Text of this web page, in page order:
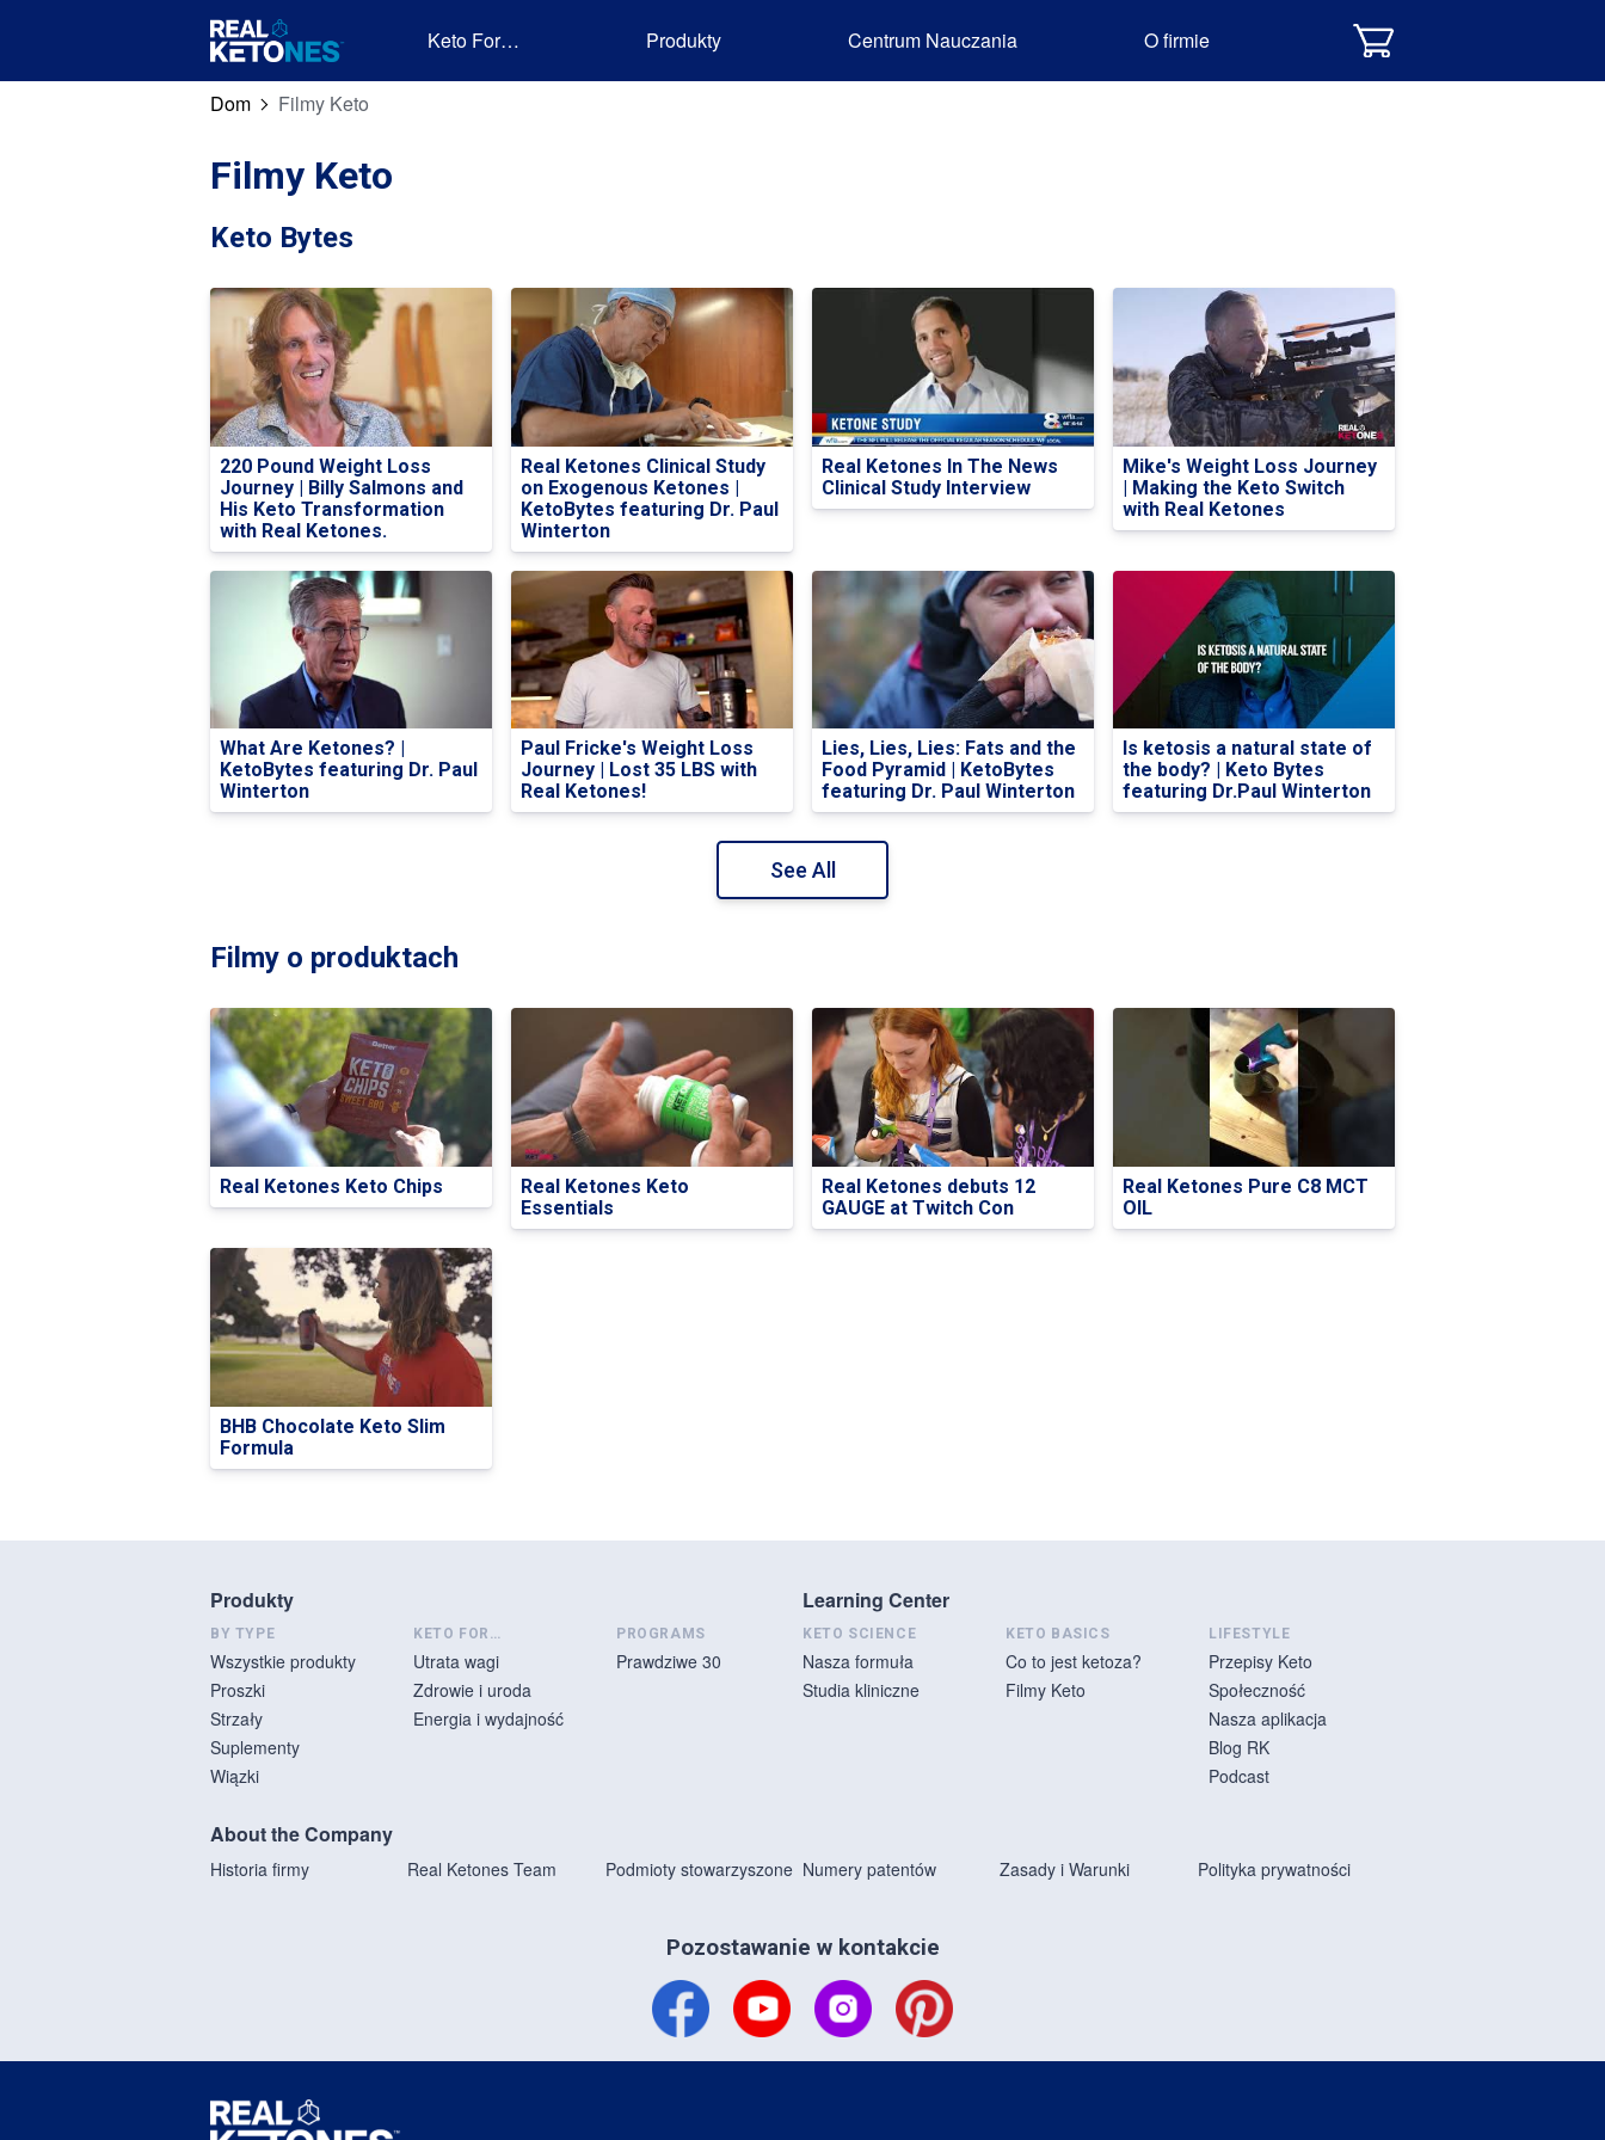
Keto For… Produkty Centrum Nauczania O firmie
Dom Filmy Keto
Filmy Keto
Keto Bytes
220 Pound Weight Loss
Journey | Billy Salmons and
His Keto Transformation
with Real Ketones.
Real Ketones Clinical Study
on Exogenous Ketones |
KetoBytes featuring Dr. Paul
Winterton
Real Ketones In The News
Clinical Study Interview
Mike's Weight Loss Journey
| Making the Keto Switch
with Real Ketones
What Are Ketones? |
KetoBytes featuring Dr. Paul
Winterton
Paul Fricke's Weight Loss
Journey | Lost 35 LBS with
Real Ketones!
Lies, Lies, Lies: Fats and the
Food Pyramid | KetoBytes
featuring Dr. Paul Winterton
Is ketosis a natural state of
the body? | Keto Bytes
featuring Dr.Paul Winterton
See All
Filmy o produktach
Real Ketones Keto Chips
Real Ketones Keto
Essentials
Real Ketones debuts 12
GAUGE at Twitch Con
Real Ketones Pure C8 MCT
OIL
BHB Chocolate Keto Slim
Formula
Produkty
BY TYPE
Wszystkie produkty
Proszki
Strzały
Suplementy
Wiązki
KETO FOR…
Utrata wagi
Zdrowie i uroda
Energia i wydajność
PROGRAMS
Prawdziwe 30
Learning Center
KETO SCIENCE
Nasza formuła
Studia kliniczne
KETO BASICS
Co to jest ketoza?
Filmy Keto
LIFESTYLE
Przepisy Keto
Społeczność
Nasza aplikacja
Blog RK
Podcast
About the Company
Historia firmy Real Ketones Team Podmioty stowarzyszone Numery patentów Zasady i Warunki Polityka prywatności
Pozostawanie w kontakcie